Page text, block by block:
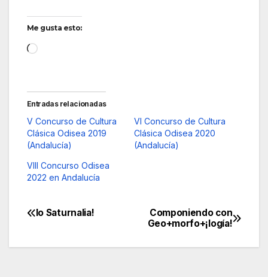
Me gusta esto:
Cargando...
Entradas relacionadas
V Concurso de Cultura
Clásica Odisea 2019
(Andalucía)
VI Concurso de Cultura
Clásica Odisea 2020
(Andalucía)
VIII Concurso Odisea
2022 en Andalucía
Navegación
de
Componiendo con
Geo+morfo+¡logía!
Io Saturnalia!